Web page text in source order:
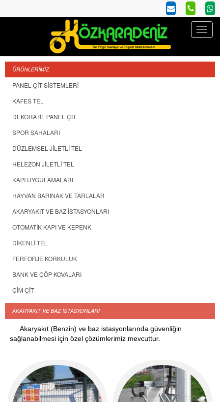
ÜRÜNLERİMİZ
PANEL ÇİT SİSTEMLERİ
KAFES TEL
DEKORATİF PANEL ÇİT
SPOR SAHALARI
DÜZLEMSEL JİLETLİ TEL
HELEZON JİLETLİ TEL
KAPI UYGULAMALARI
HAYVAN BARINAK VE TARLALAR
AKARYAKIT VE BAZ İSTASYONLARI
OTOMATİK KAPI VE KEPENK
DİKENLİ TEL
FERFORJE KORKULUK
BANK VE ÇÖP KOVALARI
ÇİM ÇİT
AKARYAKIT VE BAZ İSTASYONLARI
Akaryakıt (Benzin) ve baz istasyonlarında güvenliğin
sağlanabilmesi için özel çözümlerimiz mevcuttur.